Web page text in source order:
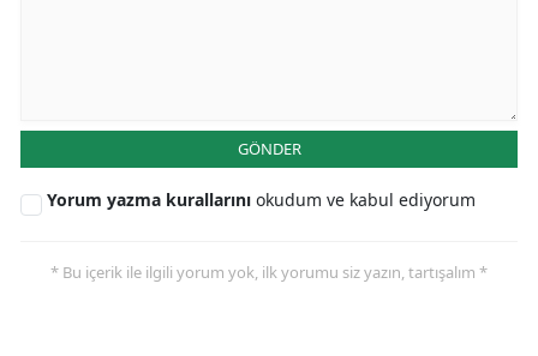
GÖNDER
Yorum yazma kurallarını okudum ve kabul ediyorum
* Bu içerik ile ilgili yorum yok, ilk yorumu siz yazın, tartışalım *